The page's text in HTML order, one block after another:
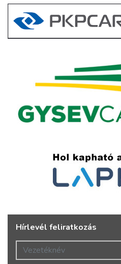
Hírlevél feliratkozás
Vezetéknév